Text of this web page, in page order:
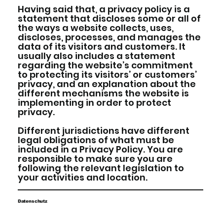
Having said that, a privacy policy is a
statement that discloses some or all of
the ways a website collects, uses,
discloses, processes, and manages the
data of its visitors and customers. It
usually also includes a statement
regarding the website’s commitment
to protecting its visitors’ or customers’
privacy, and an explanation about the
different mechanisms the website is
implementing in order to protect
privacy.
Different jurisdictions have different
legal obligations of what must be
included in a Privacy Policy. You are
responsible to make sure you are
following the relevant legislation to
your activities and location.
Datenschutz